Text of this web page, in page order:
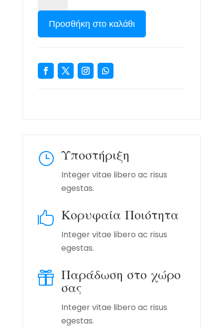
Προσθήκη στο καλάθι
} Υποστήριξη
Integer vitae libero ac risus
egestas.
 Κορυφαία Ποιότητα
Integer vitae libero ac risus
egestas.
 Παράδωση στο χώρο
σας
Integer vitae libero ac risus
egestas.